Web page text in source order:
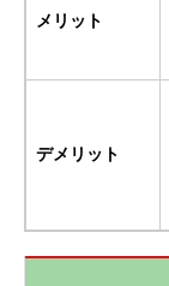
メリット
デメリット